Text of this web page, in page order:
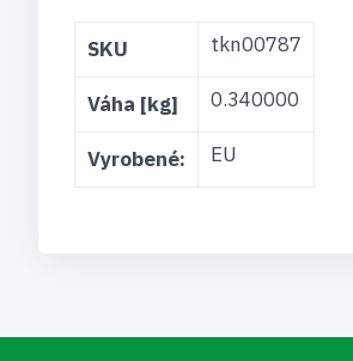
informácií
SKU tkn00787
Váha [kg] 0.340000
Vyrobené: EU